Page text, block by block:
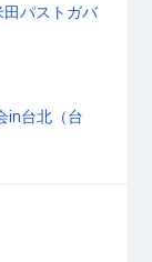
パストガバ
in台北（台